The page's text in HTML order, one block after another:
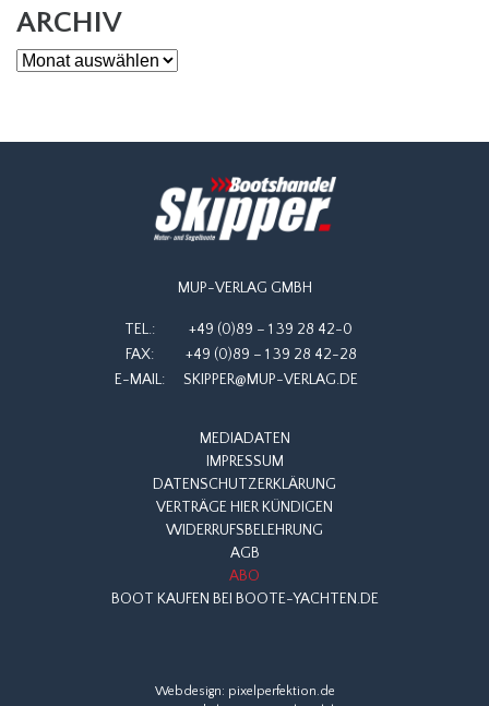
ARCHIV
Archiv
MUP-VERLAG GMBH
TEL.:
+49 (0)89 – 1 39 28 42-0
FAX:
+49 (0)89 – 1 39 28 42-28
E-MAIL:
SKIPPER@MUP-VERLAG.DE
MEDIADATEN
IMPRESSUM
DATENSCHUTZERKLÄRUNG
VERTRÄGE HIER KÜNDIGEN
WIDERRUFSBELEHRUNG
AGB
ABO
BOOT KAUFEN BEI BOOTE-YACHTEN.DE
Webdesign: pixelperfektion.de